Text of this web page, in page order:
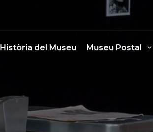
Història del Museu Museu Postal